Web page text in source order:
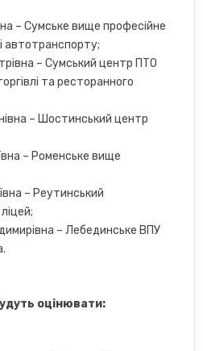
– Сумське вище професійне
автотранспорту;
– Сумський центр ПТО
та ресторанного
– Шостинський центр
– Роменське вище
– Реутинський
– Лебединське ВПУ
оцінювати: